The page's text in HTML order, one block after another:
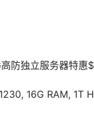
防独立服务器特惠
16G RAM, 1T